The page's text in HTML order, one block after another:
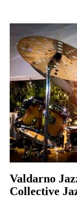
Valdarno
Collective